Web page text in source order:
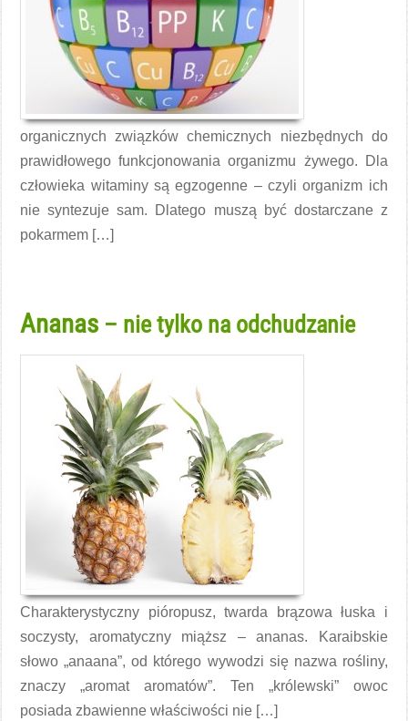
organicznych związków chemicznych niezbędnych do
prawidłowego funkcjonowania organizmu żywego. Dla
człowieka witaminy są egzogenne – czyli organizm ich
nie syntezuje sam. Dlatego muszą być dostarczane z
pokarmem […]
Ananas – nie tylko na odchudzanie
Charakterystyczny pióropusz, twarda brązowa łuska i
soczysty, aromatyczny miąższ – ananas. Karaibskie
słowo „anaana”, od którego wywodzi się nazwa rośliny,
znaczy „aromat aromatów”. Ten „królewski” owoc
posiada zbawienne właściwości nie […]